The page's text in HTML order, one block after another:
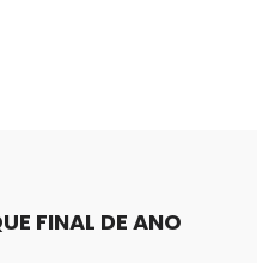
FINAL DE ANO